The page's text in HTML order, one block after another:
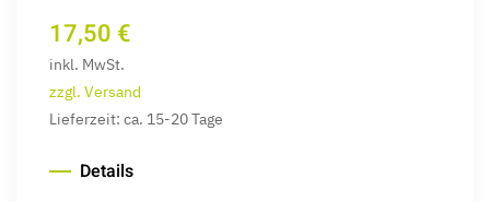
17,50 €
inkl. MwSt.
zzgl. Versand
Lieferzeit: ca. 15-20 Tage
Details